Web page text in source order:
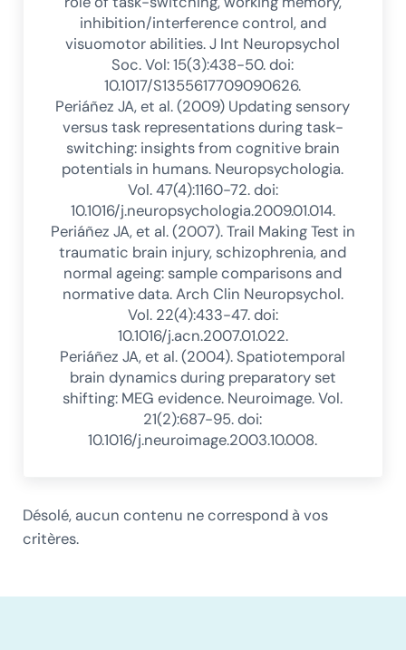
inhibition/interference control, and
visuomotor abilities. J Int Neuropsychol
Soc. Vol: 15(3):438-50. doi:
10.1017/S1355617709090626.
Periáñez JA, et al. (2009) Updating sensory
versus task representations during task-
switching: insights from cognitive brain
potentials in humans. Neuropsychologia.
Vol. 47(4):1160-72. doi:
10.1016/j.neuropsychologia.2009.01.014.
Periáñez JA, et al. (2007). Trail Making Test in
traumatic brain injury, schizophrenia, and
normal ageing: sample comparisons and
normative data. Arch Clin Neuropsychol.
Vol. 22(4):433-47. doi:
10.1016/j.acn.2007.01.022.
Periáñez JA, et al. (2004). Spatiotemporal
brain dynamics during preparatory set
shifting: MEG evidence. Neuroimage. Vol.
21(2):687-95. doi:
10.1016/j.neuroimage.2003.10.008.
Désolé, aucun contenu ne correspond à vos
critères.